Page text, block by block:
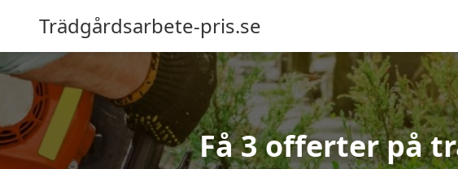
Trädgårdsarbete-pris.se
Få 3 offerter på